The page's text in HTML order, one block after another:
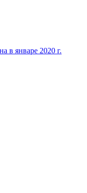
в январе 2020 г.